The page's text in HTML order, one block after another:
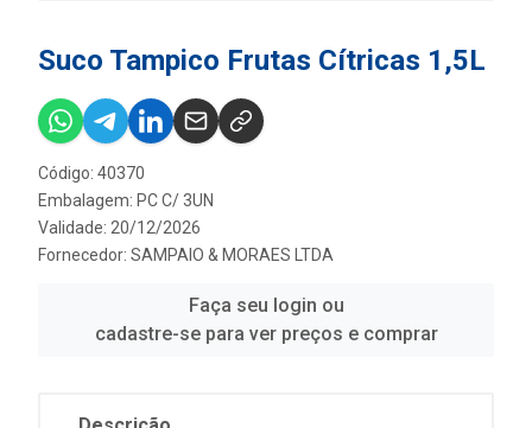
Suco Tampico Frutas Cítricas 1,5L
Código: 40370
Embalagem: PC C/ 3UN
Validade: 20/12/2026
Fornecedor: SAMPAIO & MORAES LTDA
Faça seu login ou
cadastre-se para ver preços e comprar